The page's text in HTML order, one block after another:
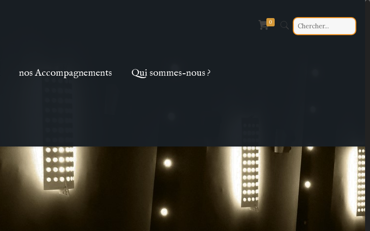
nos Accompagnements Qui sommes-nous ?
0